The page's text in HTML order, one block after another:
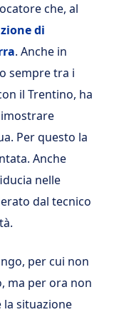
che, al
di
. Anche in
sempre tra i
il Trentino, ha
Per questo la
Anche
nelle
dal tecnico
per cui non
ma per ora non
la situazione